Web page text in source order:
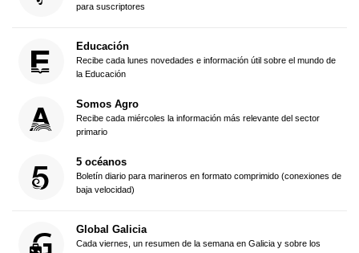
para suscriptores
Educación
Recibe cada lunes novedades e información útil sobre el mundo de
la Educación
Somos Agro
Recibe cada miércoles la información más relevante del sector
primario
5 océanos
Boletín diario para marineros en formato comprimido (conexiones de
baja velocidad)
Global Galicia
Cada viernes, un resumen de la semana en Galicia y sobre los